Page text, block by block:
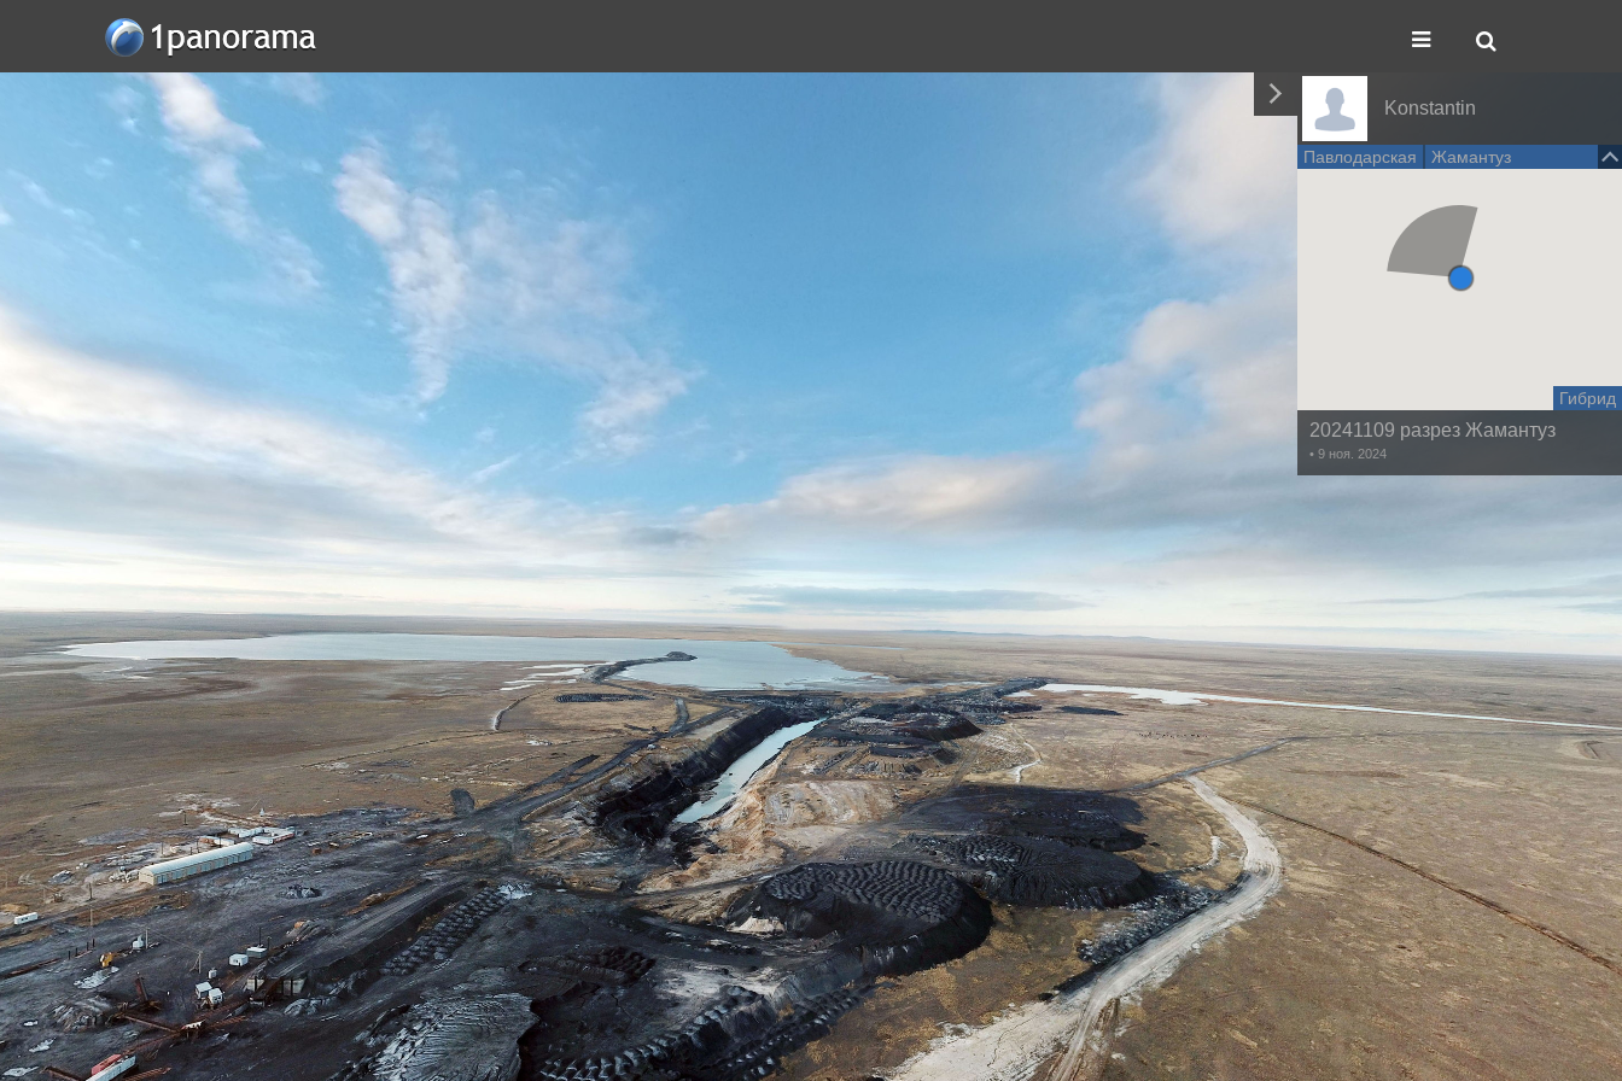
Konstantin
Павлодарская Жамантуз
Гибрид
20241109 разрез Жамантуз
• 9 ноя. 2024